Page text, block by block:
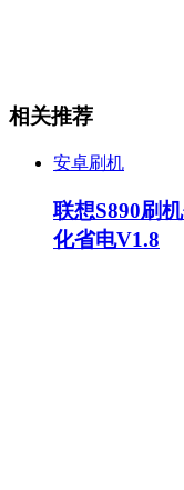
相关推荐
安卓刷机
联想S890刷
化省电V1.8